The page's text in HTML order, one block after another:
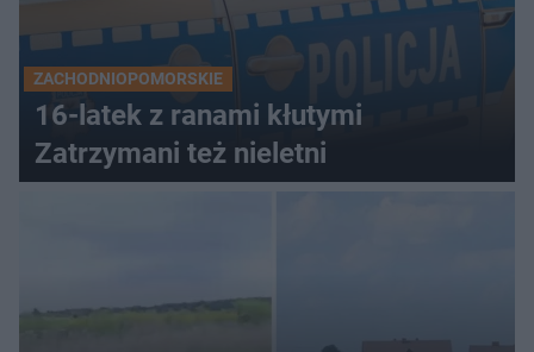
ZACHODNIOPOMORSKIE
16-latek z ranami kłutymi
Zatrzymani też nieletni